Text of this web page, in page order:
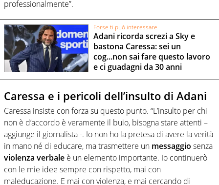
professionalmente”.
Forse ti può interessare
Adani ricorda screzi a Sky e
bastona Caressa: sei un
cog...non sai fare questo lavoro
e ci guadagni da 30 anni
Caressa e i pericoli dell’insulto di Adani
Caressa insiste con forza su questo punto. “L’insulto per chi
non è d’accordo è veramente il buio, bisogna stare attenti –
aggiunge il giornalista -. Io non ho la pretesa di avere la verità
in mano né di educare, ma trasmettere un messaggio senza
violenza verbale è un elemento importante. Io continuerò
con le mie idee sempre con rispetto, mai con
maleducazione. E mai con violenza, e mai cercando di